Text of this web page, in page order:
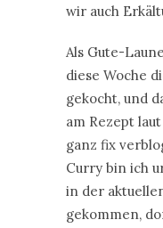
wir auch
Als Gute-
diese Woche
gekocht, und
am Rezept
ganz fix
Curry bin ich
in der
gekommen,